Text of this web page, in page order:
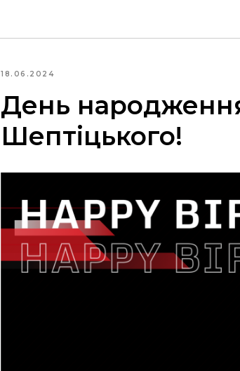
18.06.2024
День
Шептіцького!